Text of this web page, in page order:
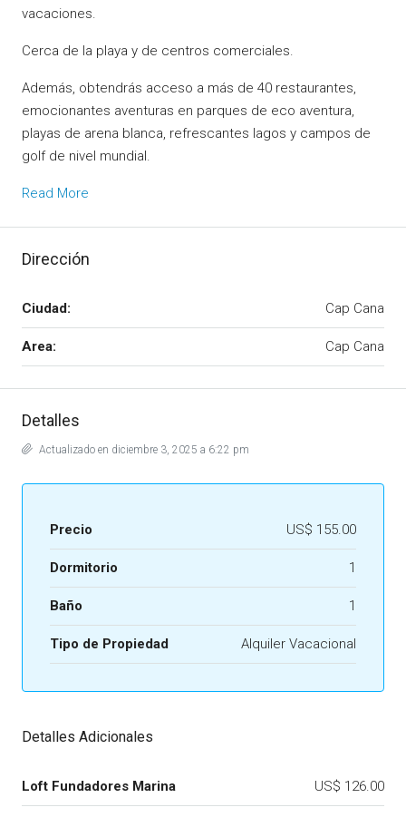
vacaciones.
Cerca de la playa y de centros comerciales.
Además, obtendrás acceso a más de 40 restaurantes,
emocionantes aventuras en parques de eco aventura,
playas de arena blanca, refrescantes lagos y campos de
golf de nivel mundial.
Read More
Dirección
Ciudad: Cap Cana
Area: Cap Cana
Detalles
Actualizado en diciembre 3, 2025 a 6:22 pm
Precio US$ 155.00
Dormitorio 1
Baño 1
Tipo de Propiedad Alquiler Vacacional
Detalles Adicionales
Loft Fundadores Marina US$ 126.00